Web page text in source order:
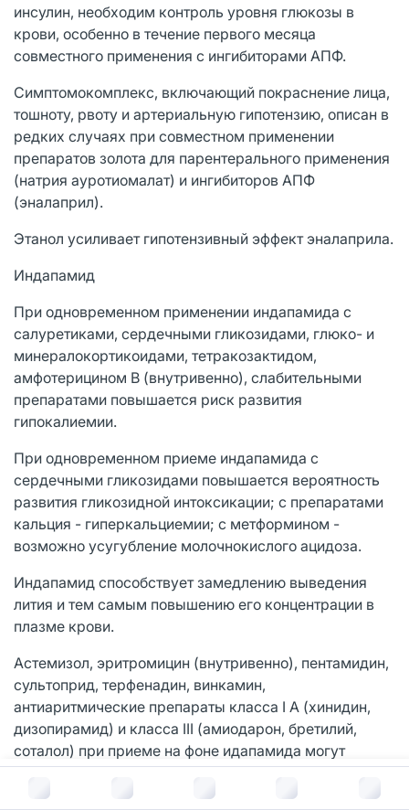
В корзину за
инсулин, необходим контроль уровня глюкозы в
крови, особенно в течение первого месяца
совместного применения с ингибиторами АПФ.
Симптомокомплекс, включающий покраснение лица,
тошноту, рвоту и артериальную гипотензию, описан в
редких случаях при совместном применении
препаратов золота для парентерального применения
(натрия ауротиомалат) и ингибиторов АПФ
(эналаприл).
Этанол усиливает гипотензивный эффект эналаприла.
Индапамид
При одновременном применении индапамида с
салуретиками, сердечными гликозидами, глюко- и
минералокортикоидами, тетракозактидом,
амфотерицином В (внутривенно), слабительными
препаратами повышается риск развития
гипокалиемии.
При одновременном приеме индапамида с
сердечными гликозидами повышается вероятность
развития гликозидной интоксикации; с препаратами
кальция - гиперкальциемии; с метформином -
возможно усугубление молочнокислого ацидоза.
Индапамид способствует замедлению выведения
лития и тем самым повышению его концентрации в
плазме крови.
Астемизол, эритромицин (внутривенно), пентамидин,
сультоприд, терфенадин, винкамин,
антиаритмические препараты класса I A (хинидин,
дизопирамид) и класса III (амиодарон, бретилий,
соталол) при приеме на фоне идапамида могут
привести к развитию аритмии по типу "пируэт".